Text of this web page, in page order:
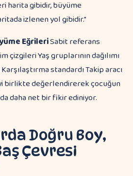
harita gibidir, büyüme
izlenen yol gibidir."
EğrileriSabit referans
çizgileri Yaş gruplarının dağılımı
standardı Takip aracı
birlikte değerlendirerek çocuğun
daha net bir fikir ediniyor.
Doğru Boy,
Çevresi